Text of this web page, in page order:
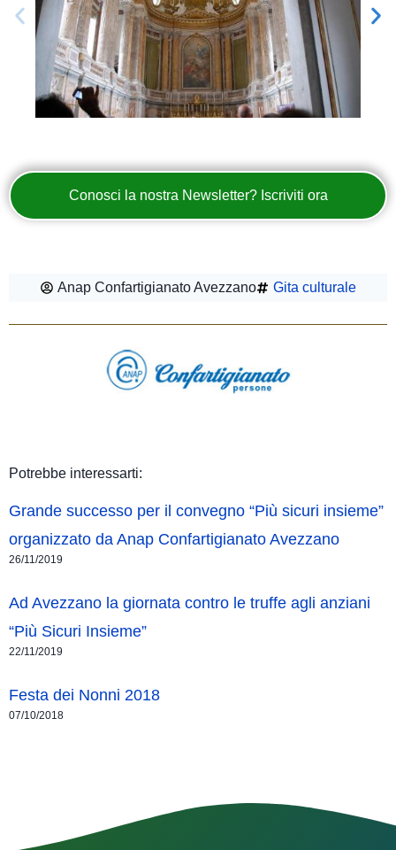
Conosci la nostra Newsletter? Iscriviti ora
Anap Confartigianato Avezzano Gita culturale
Potrebbe interessarti:
Grande successo per il convegno “Più sicuri insieme”
organizzato da Anap Confartigianato Avezzano
26/11/2019
Ad Avezzano la giornata contro le truffe agli anziani
“Più Sicuri Insieme”
22/11/2019
Festa dei Nonni 2018
07/10/2018